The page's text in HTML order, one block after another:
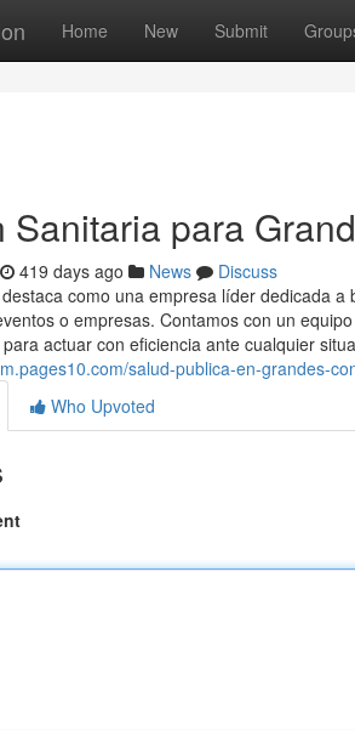
Home New Submit
Sanitaria para
419 days ago News
Discuss
como una empresa líder dedicada
o empresas. Contamos con un
actuar con eficiencia ante cualquier
salud-publica-en-grandes-
Who Upvoted